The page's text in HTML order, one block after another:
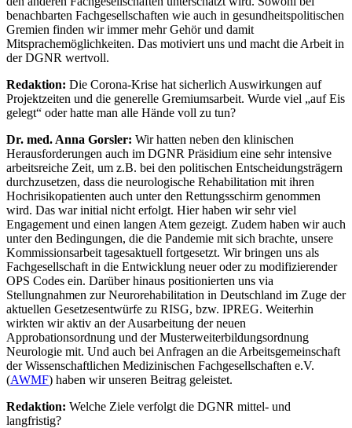
benachbarten Fachgesellschaften wie auch in gesundheitspolitischen
Gremien finden wir immer mehr Gehör und damit
Mitsprachemöglichkeiten. Das motiviert uns und macht die Arbeit in
der DGNR wertvoll.
Redaktion: Die Corona-Krise hat sicherlich Auswirkungen auf
Projektzeiten und die generelle Gremiumsarbeit. Wurde viel „auf Eis
gelegt“ oder hatte man alle Hände voll zu tun?
Dr. med. Anna Gorsler: Wir hatten neben den klinischen
Herausforderungen auch im DGNR Präsidium eine sehr intensive
arbeitsreiche Zeit, um z.B. bei den politischen Entscheidungsträgern
durchzusetzen, dass die neurologische Rehabilitation mit ihren
Hochrisikopatienten auch unter den Rettungsschirm genommen
wird. Das war initial nicht erfolgt. Hier haben wir sehr viel
Engagement und einen langen Atem gezeigt. Zudem haben wir auch
unter den Bedingungen, die die Pandemie mit sich brachte, unsere
Kommissionsarbeit tagesaktuell fortgesetzt. Wir bringen uns als
Fachgesellschaft in die Entwicklung neuer oder zu modifizierender
OPS Codes ein. Darüber hinaus positionierten uns via
Stellungnahmen zur Neurorehabilitation in Deutschland im Zuge der
aktuellen Gesetzesentwürfe zu RISG, bzw. IPREG. Weiterhin
wirkten wir aktiv an der Ausarbeitung der neuen
Approbationsordnung und der Musterweiterbildungsordnung
Neurologie mit. Und auch bei Anfragen an die Arbeitsgemeinschaft
der Wissenschaftlichen Medizinischen Fachgesellschaften e.V.
(AWMF) haben wir unseren Beitrag geleistet.
Redaktion: Welche Ziele verfolgt die DGNR mittel- und
langfristig?